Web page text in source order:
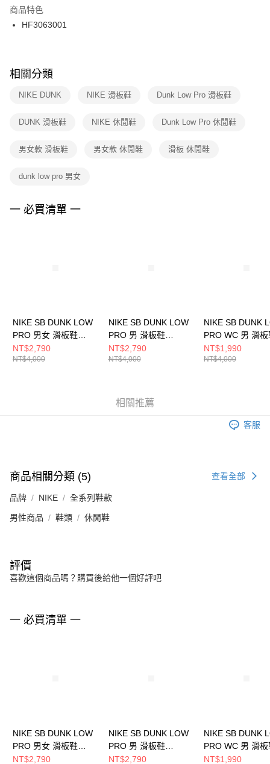
２．訂單成立數日內，您將收到繳費通知簡訊。
３．收到繳費通知簡訊後14天內，點擊此簡訊中的連結，可透過四大超商／
ATM／網路銀行／等多元方式進行付款，方視為交易完成。
※ 交易是否成功請以「AFTEE先享後付 」之結帳頁面顯示為準，若有關於
是否繳費成功／繳費後需取消欲退款等相關疑問，請聯繫「AFTEE先享後付
客戶支援中心」
https://netprotections.freshdesk.com/support/home
１．透過由恩沛科技股份有限公司提供之「AFTEE先享後付」服務完成之交
權轉讓予恩沛科技股份有限公司。
３．未成年的使用者請事先徵得法定代理人或監護人之同意方可使用
４．使用「AFTEE先享後付」時，將依據個別帳號之用戶狀況，依本公司即
付款後門市自取
每筆NT$100，滿NT$1,500(含以上)免運費
商品特色
HF3063001
相關分類
NIKE DUNK NIKE 滑板鞋 Dunk Low Pro 滑板鞋
DUNK 滑板鞋 NIKE 休閒鞋 Dunk Low Pro 休閒鞋
男女款 滑板鞋 男女款 休閒鞋 滑板 休閒鞋
dunk low pro 男女
一 必買清單 一
NIKE SB DUNK LOW
PRO 男女 滑板鞋
HJ4135600
NT$2,790
NT$4,000
NIKE SB DUNK LOW
PRO 男 滑板鞋
FJ1674300
NT$2,790
NT$4,000
NIKE SB DUNK
PRO WC 男 滑
FQ7585200
NT$1,990
NT$4,000
相關推薦
客服
商品相關分類 (5) 查看全部
品牌 NIKE 全系列鞋款
男性商品 鞋類 休閒鞋
評價
喜歡這個商品嗎？購買後給他一個好評吧
一 必買清單 一
NIKE SB DUNK LOW
PRO 男女 滑板鞋
HJ4135600
NT$2,790
NIKE SB DUNK LOW
PRO 男 滑板鞋
FJ1674300
NT$2,790
NIKE SB DUNK
PRO WC 男 滑
FQ7585200
NT$1,990